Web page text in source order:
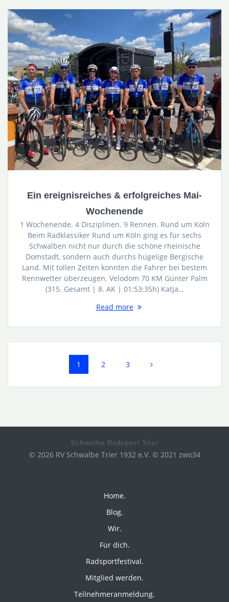
Ein ereignisreiches & erfolgreiches Mai-
Wochenende
1 Wochenende. 4 Disziplinen. 9 Rennen. Rund um Köln
Beim Radklassiker Rund um Köln ging es für sechs
Schwalben nicht nur durch die schöne rheinische
Domstadt, sondern auch durchs hügelige Bergische
Land. Mit tollen Zeiten konnten die Fahrer bei bestem
Rennwetter überzeugen. Velodom 70 KM Günter Palm
(315. Gesamt | 8. AK | 01:53:35h) Katja…
Read more
navigation
Page
1 Page
2 Page
3
Schwalbe Radsport Trier
© 2026 RV Schwalbe Trier 1932 e.V. © 2021 zwo34
Home.
Blog.
Wir.
Für dich.
Radsportfestival.
Mitglied werden.
Teilnehmeranmeldung.